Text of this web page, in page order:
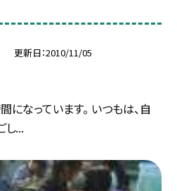
更新日 2010/11/05
なっています。 いつもは、自
し...